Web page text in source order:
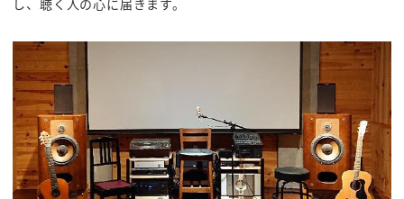
し、聴く人の心に届きます。